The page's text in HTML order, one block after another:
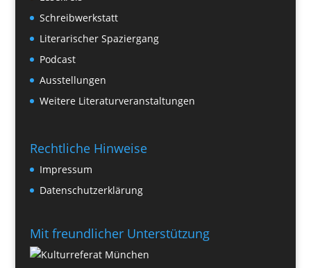
Schreibwerkstatt
Literarischer Spaziergang
Podcast
Ausstellungen
Weitere Literaturveranstaltungen
Rechtliche Hinweise
Impressum
Datenschutzerklärung
Mit freundlicher Unterstützung